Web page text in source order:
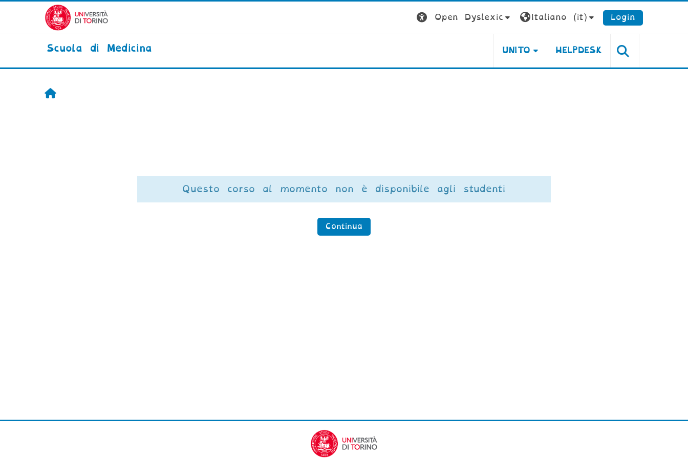
Vai al contenuto principale
Open Dyslexic
Italiano ‎(it)‎ Login
Scuola di Medicina UNITO HELPDESK
Home
Questo corso al momento non è disponibile agli studenti
Continua